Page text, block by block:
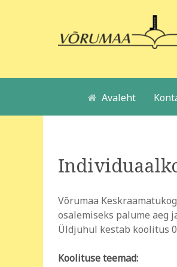
Avaleht
Võrumaa
osalemiseks palume aeg
Üldjuhul kestab koolitus
Koolituse teemad: